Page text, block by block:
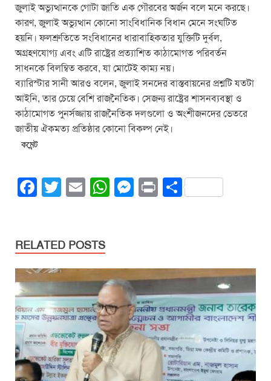
জুলাই অভ্যুত্থানকে গোটা জাতি এক গৌরবের অর্জন বলে মনে করছে।
কারণ, জুলাই অভ্যুত্থান কোনো সাংবিধানিক বিধান মেনে সংঘটিত
হয়নি। ফলশ্রুতিতে সংবিধানের ধারাবাহিকতার যুক্তিটি দুর্বল,
অগ্রহণযোগ্য এবং এটি রাষ্ট্রের প্রত্যাশিত কাঠামোগত পরিবর্তন
সাধনকে বিলম্বিত করবে, যা মোটেই কাম্য নয়।
ব্যারিস্টার সানী আরও বলেন, জুলাই সনদের বাস্তবায়নের প্রশ্নটি যতটা
আইনি, তার চেয়ে বেশি রাজনৈতিক। সেজন্য রাষ্ট্রের শাসনব্যবস্থা ও
কাঠামোগত পুনর্সজ্জায় রাজনৈতিক দলগুলো ও অংশীজনদের ভেতরে
জাতীয় ঐকমত্য প্রতিষ্ঠার কোনো বিকল্প নেই।
কমেন্ট
F
e
b
o
o
k
T
er
E
W
A
p
p
M
n
g
er
Pr S
RELATED POSTS